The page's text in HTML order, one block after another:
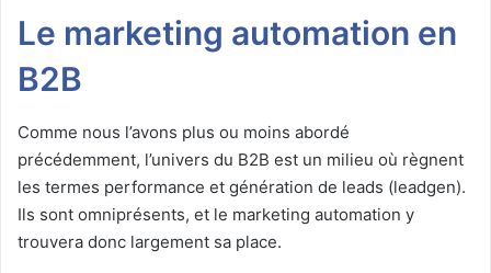
Le marketing automation en
B2B
Comme nous l’avons plus ou moins abordé
précédemment, l’univers du B2B est un milieu où règnent
les termes performance et génération de leads (leadgen).
Ils sont omniprésents, et le marketing automation y
trouvera donc largement sa place.